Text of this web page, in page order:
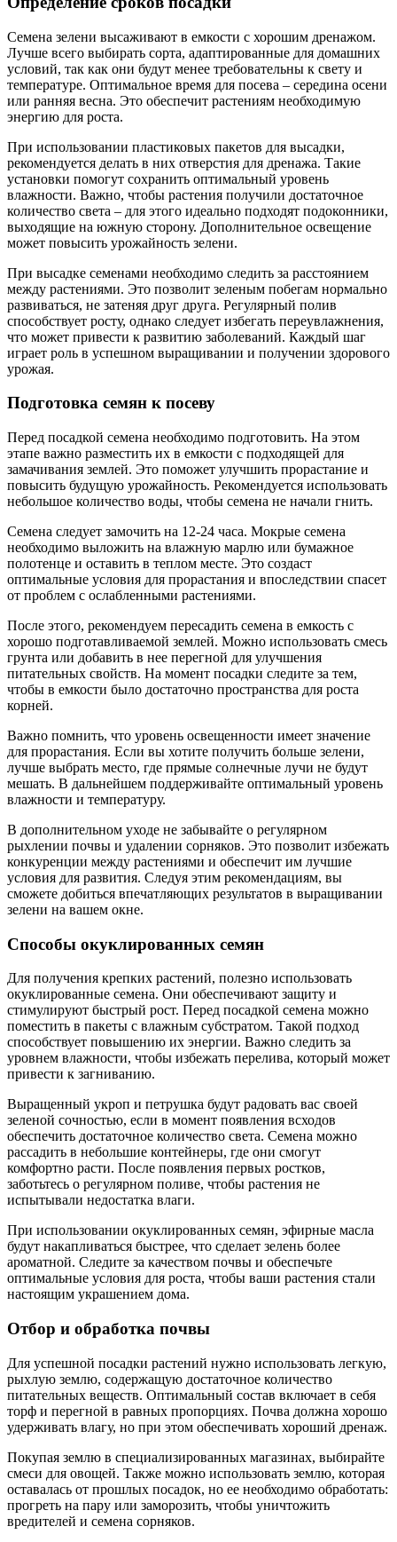
Семена зелени высаживают в емкости с хорошим дренажом.
Лучше всего выбирать сорта, адаптированные для домашних
условий, так как они будут менее требовательны к свету и
температуре. Оптимальное время для посева – середина осени
или ранняя весна. Это обеспечит растениям необходимую
энергию для роста.
При использовании пластиковых пакетов для высадки,
рекомендуется делать в них отверстия для дренажа. Такие
установки помогут сохранить оптимальный уровень
влажности. Важно, чтобы растения получили достаточное
количество света – для этого идеально подходят подоконники,
выходящие на южную сторону. Дополнительное освещение
может повысить урожайность зелени.
При высадке семенами необходимо следить за расстоянием
между растениями. Это позволит зеленым побегам нормально
развиваться, не затеняя друг друга. Регулярный полив
способствует росту, однако следует избегать переувлажнения,
что может привести к развитию заболеваний. Каждый шаг
играет роль в успешном выращивании и получении здорового
урожая.
Подготовка семян к посеву
Перед посадкой семена необходимо подготовить. На этом
этапе важно разместить их в емкости с подходящей для
замачивания землей. Это поможет улучшить прорастание и
повысить будущую урожайность. Рекомендуется использовать
небольшое количество воды, чтобы семена не начали гнить.
Семена следует замочить на 12-24 часа. Мокрые семена
необходимо выложить на влажную марлю или бумажное
полотенце и оставить в теплом месте. Это создаст
оптимальные условия для прорастания и впоследствии спасет
от проблем с ослабленными растениями.
После этого, рекомендуем пересадить семена в емкость с
хорошо подготавливаемой землей. Можно использовать смесь
грунта или добавить в нее перегной для улучшения
питательных свойств. На момент посадки следите за тем,
чтобы в емкости было достаточно пространства для роста
корней.
Важно помнить, что уровень освещенности имеет значение
для прорастания. Если вы хотите получить больше зелени,
лучше выбрать место, где прямые солнечные лучи не будут
мешать. В дальнейшем поддерживайте оптимальный уровень
влажности и температуру.
В дополнительном уходе не забывайте о регулярном
рыхлении почвы и удалении сорняков. Это позволит избежать
конкуренции между растениями и обеспечит им лучшие
условия для развития. Следуя этим рекомендациям, вы
сможете добиться впечатляющих результатов в выращивании
зелени на вашем окне.
Способы окуклированных семян
Для получения крепких растений, полезно использовать
окуклированные семена. Они обеспечивают защиту и
стимулируют быстрый рост. Перед посадкой семена можно
поместить в пакеты с влажным субстратом. Такой подход
способствует повышению их энергии. Важно следить за
уровнем влажности, чтобы избежать перелива, который может
привести к загниванию.
Выращенный укроп и петрушка будут радовать вас своей
зеленой сочностью, если в момент появления всходов
обеспечить достаточное количество света. Семена можно
рассадить в небольшие контейнеры, где они смогут
комфортно расти. После появления первых ростков,
заботьтесь о регулярном поливе, чтобы растения не
испытывали недостатка влаги.
При использовании окуклированных семян, эфирные масла
будут накапливаться быстрее, что сделает зелень более
ароматной. Следите за качеством почвы и обеспечьте
оптимальные условия для роста, чтобы ваши растения стали
настоящим украшением дома.
Отбор и обработка почвы
Для успешной посадки растений нужно использовать легкую,
рыхлую землю, содержащую достаточное количество
питательных веществ. Оптимальный состав включает в себя
торф и перегной в равных пропорциях. Почва должна хорошо
удерживать влагу, но при этом обеспечивать хороший дренаж.
Покупая землю в специализированных магазинах, выбирайте
смеси для овощей. Также можно использовать землю, которая
оставалась от прошлых посадок, но ее необходимо обработать:
прогреть на пару или заморозить, чтобы уничтожить
вредителей и семена сорняков.